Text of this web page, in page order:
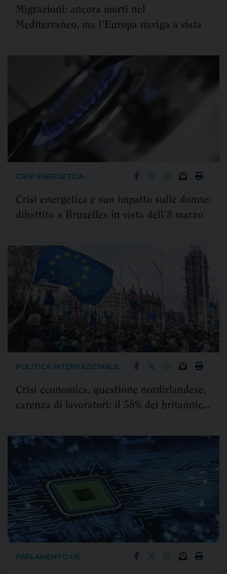
Migrazioni: ancora morti nel
Mediterraneo, ma l’Europa naviga a vista
CRISI ENERGETICA
Crisi energetica e suo impatto sulle donne:
dibattito a Bruxelles in vista dell’8 marzo
POLITICA INTERNAZIONALE
Crisi economica, questione nordirlandese,
carenza di lavoratori: il 58% dei britannici
PARLAMENTO UE